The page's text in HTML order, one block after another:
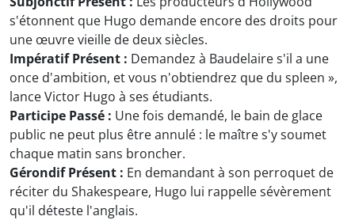
s'étonnent que Hugo demande encore des droits pour
une œuvre vieille de deux siècles.
Impératif Présent : Demandez à Baudelaire s'il a une
once d'ambition, et vous n'obtiendrez que du spleen »,
lance Victor Hugo à ses étudiants.
Participe Passé : Une fois demandé, le bain de glace
public ne peut plus être annulé : le maître s'y soumet
chaque matin sans broncher.
Gérondif Présent : En demandant à son perroquet de
réciter du Shakespeare, Hugo lui rappelle sévèrement
qu'il déteste l'anglais.